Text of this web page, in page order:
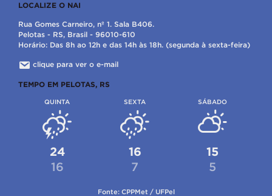
LOCALIZE O NAI
Rua Gomes Carneiro, nº 1. Sala B406.
Pelotas - RS, Brasil - 96010-610
Horário: Das 8h ao 12h e das 14h às 18h. (segunda à sexta-feira)
clique para ver o e-mail
TEMPO EM PELOTAS, RS
QUINTA
24
16
SEXTA
16
7
SÁBADO
15
5
Fonte: CPPMet / UFPel